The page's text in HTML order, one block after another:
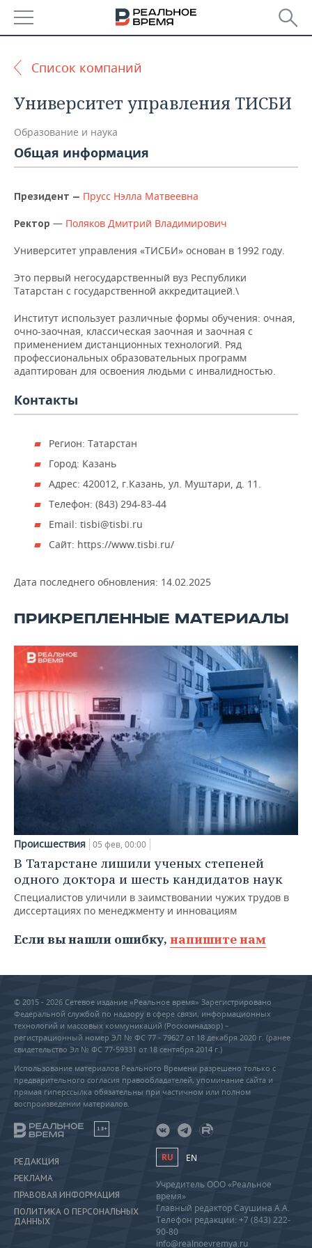
ТАТАРСТАН
УДМУРТИЯ
АНАЛИТИКА
НОВОСТИ АНАЛИТИКИ
КОМУ ПРИНАДЛЕЖАТ
ТОРГОВЫЕ ЦЕНТРЫ
ТАТАРСТАНА
ЭКОНОМИКА
БЮДЖЕТ
ПРОМЫШЛЕННОСТИ
АГРОПРОМ
МАШИНОСТРОЕНИЕ
НЕФТЕХИМИЯ
НЕФТЬ
ОПК
ЭНЕРГЕТИКА
НОВОСТИ АВТО
БИЗНЕС
РОЗНИЧНАЯ ТОРГОВЛЯ
ТРАНСПОРТ
УСЛУГИ
НОВОСТИ ТЕХНОЛОГИЙ
IT
МЕДИА
МЕРОПРИЯТИЯ
НОВОСТИ МЕРОПРИЯТИЙ
ВЫЕЗДНАЯ РЕДАКЦИЯ
ONLINE-КОНФЕРЕНЦИИ
ОТКРЫТАЯ ЛЕКЦИЯ
СПОРТ
НОВОСТИ СПОРТА
ХОККЕЙ
БАСКЕТБОЛ
ВОЛЕЙБОЛ
ВОДНЫЕ ВИДЫ СПОРТА
ХОККЕЙ С МЯЧОМ
ОБЩЕСТВО
ВЛАСТЬ
ИНФРАСТРУКТУРА
ИСТОРИЯ
ОБРАЗОВАНИЕ
ПРОИСШЕСТВИЯ
СЮЖЕТЫ
СПРАВОЧНИК
СПИСОК ПЕРСОН
ПОЛНАЯ ВЕРСИЯ
Список компаний
Университет управления ТИСБИ
Образование и наука
Общая информация
Президент — Прусс Нэлла Матвеевна
Ректор — Поляков Дмитрий Владимирович
Университет управления «ТИСБИ» основан в 1992 году.
Это первый негосударственный вуз Республики
Татарстан с государственной аккредитацией.\
Институт использует различные формы обучения: очная,
очно-заочная, классическая заочная и заочная с
применением дистанционных технологий. Ряд
профессиональных образовательных программ
адаптирован для освоения людьми с инвалидностью.
Контакты
Регион: Татарстан
Город: Казань
Адрес: 420012, г.Казань, ул. Муштари, д. 11.
Телефон: (843) 294-83-44
Email: tisbi@tisbi.ru
Сайт: https://www.tisbi.ru/
Дата последнего обновления: 14.02.2025
ПРИКРЕПЛЕННЫЕ МАТЕРИАЛЫ
Происшествия 05 фев, 00:00
В Татарстане лишили ученых степеней
одного доктора и шесть кандидатов наук
Специалистов уличили в заимствовании чужих трудов в
диссертациях по менеджменту и инновациям
Если вы нашли ошибку, напишите нам
© 2015 - 2026 Сетевое издание «Реальное время» Зарегистрировано
Федеральной службой по надзору в сфере связи, информационных
технологий и массовых коммуникаций (Роскомнадзор) –
регистрационный номер ЭЛ № ФС 77 - 79627 от 18 декабря 2020 г. (ранее
свидетельство Эл № ФС 77-59331 от 18 сентября 2014 г.)
Использование материалов Реального Времени разрешено только с
предварительного согласия правообладателей, упоминание сайта и
прямая гиперссылка обязательны при частичном или полном
воспроизведении материалов.
18+
РЕДАКЦИЯ
РЕКЛАМА
ПРАВОВАЯ ИНФОРМАЦИЯ
ПОЛИТИКА О ПЕРСОНАЛЬНЫХ
ДАННЫХ
RU EN
Учредитель ООО «Реальное
время»
Главный редактор Саушина А.А.
Телефон редакции: +7 (843) 222-
90-80
info@realnoevremya.ru